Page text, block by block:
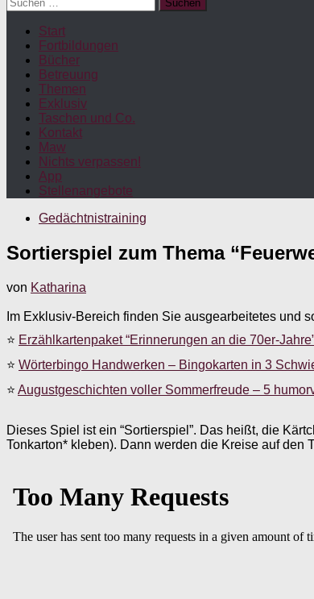
nach:
Start
Fortbildungen
Bücher
Betreuung
Themen
Exklusiv
Taschen und Co.
Kontakt
Maw
Nichts verpassen!
App
Stellenangebote
Gedächtnistraining
Sortierspiel zum Thema
von Katharina
Im Exklusiv-Bereich finden Sie ausgearbeitetes und
⭐ Erzählkartenpaket “Erinnerungen an die 70er-
⭐ Wörterbingo Handwerken – Bingokarten in 3
⭐ Augustgeschichten voller Sommerfreude – 5
Dieses Spiel ist ein “Sortierspiel”. Das heißt, die
Tonkarton* kleben). Dann werden die Kreise auf den